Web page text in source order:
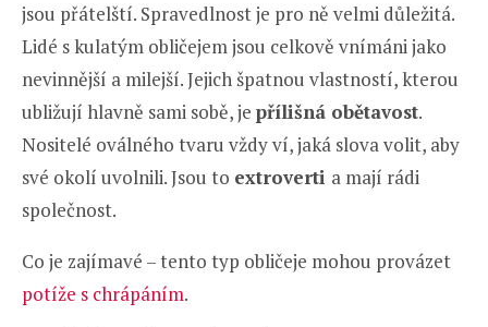
jsou přátelští. Spravedlnost je pro ně velmi důležitá.
Lidé s kulatým obličejem jsou celkově vnímáni jako
nevinnější a milejší. Jejich špatnou vlastností, kterou
ubližují hlavně sami sobě, je přílišná obětavost.
Nositelé oválného tvaru vždy ví, jaká slova volit, aby
své okolí uvolnili. Jsou to extroverti a mají rádi
společnost.
Co je zajímavé – tento typ obličeje mohou provázet
potíže s chrápáním.